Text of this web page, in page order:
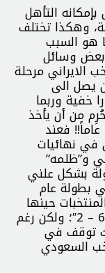
التأهل
وهكذا تختلف
هو السبب
وسائل
الايراني مرحلة
يصل الى
خفية وربما
من أن يأخذ
كأس بطولة يستحقها منذ اكثر من 48 عاماً!! فعند
في نهائيات
و”ظلمه”
بشكل علني
بطولة عام
حينها
“كوريا الجنوبية” بنتيجة أبهرت الجميع “6 – 2″؛ ولكن رغم
توقف في
السعودي